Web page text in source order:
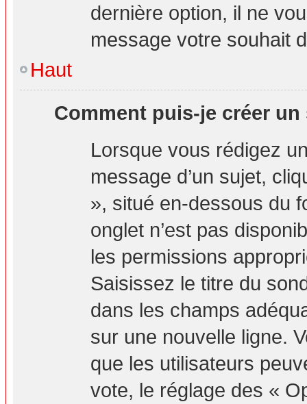
dernière option, il ne
message votre souhait
Haut
Comment puis-je créer un
Lorsque vous rédigez
message d’un sujet,
», situé en-dessous du
onglet n’est pas
les permissions
Saisissez le titre du
dans les champs
sur une nouvelle ligne.
que les utilisateurs
vote, le réglage des «